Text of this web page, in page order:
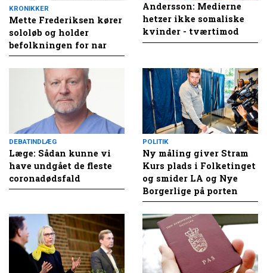
KRONIKKER
Mette Frederiksen kører
sololøb og holder
befolkningen for nar
Andersson: Medierne
hetzer ikke somaliske
kvinder - tværtimod
DEBATINDLÆG
Læge: Sådan kunne vi
have undgået de fleste
coronadødsfald
POLITIK
Ny måling giver Stram
Kurs plads i Folketinget
og smider LA og Nye
Borgerlige på porten